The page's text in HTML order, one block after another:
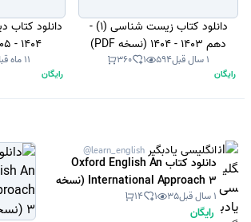
دانلود کتاب زیست شناسی (1) -
دهم 1403 - 1404 (نسخه PDF)
1 سال قبل 594
1
360
رایگان
1404 - 1405 (نسخه PDF)
11 ماه قبل
رایگان
انگلیسی یادبگیر @learn_english
دانلود کتاب Oxford English An
International Approach 3 (نسخه
PDF)1 سال قبل 35
1
14
رایگان